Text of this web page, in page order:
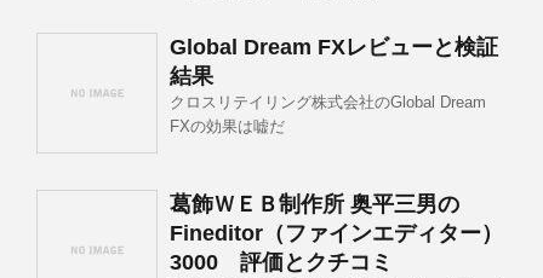
Global Dream FXレビューと検証
結果
クロスリテイリング株式会社のGlobal Dream
FXの効果は嘘だ
葛飾ＷＥＢ制作所 奥平三男の
Fineditor（ファインエディター）
3000 評価とクチコミ